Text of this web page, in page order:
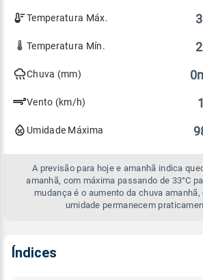
Comparativo
entre
previsão
hoje
Temperatura Máx.
Temperatura Mín.
Chuva (mm)
Vento (km/h)
Umidade Máxima
A previsão para hoje e amanhã indica
amanhã, com máxima passando de 33°C
mudança é o aumento da chuva
umidade permanecem
Índices